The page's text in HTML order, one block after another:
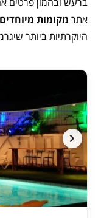
אתר מקומות
היוקרתיות ביותר